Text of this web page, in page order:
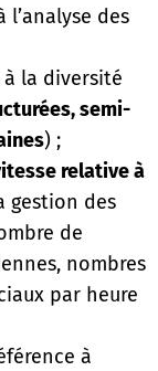
l’analyse des
la diversité
semi-
) ;
relative à
gestion des
de
nombres
par heure
à